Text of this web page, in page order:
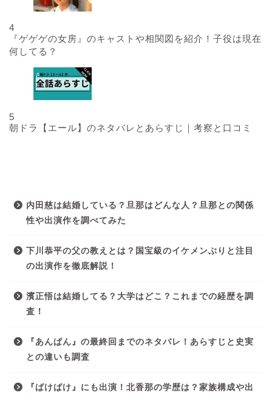
4
『ゲゲゲの女房』のキャストや相関図を紹介！子役は現在
何してる？
5
朝ドラ【エール】のネタバレとあらすじ｜考察と口コミ
内田慈は結婚している？旦那はどんな人？旦那との関係
性や出演作を調べてみた
下川恭平の父の教えとは？国宝級のイケメンぶりと注目
の出演作を徹底解説！
濱正悟は結婚してる？大学はどこ？これまでの経歴を調
査！
『あんぱん』の最終回までのネタバレ！あらすじと史実
との違いも調査
『ばけばけ』にも出演！北香那の学歴は？家族構成や出